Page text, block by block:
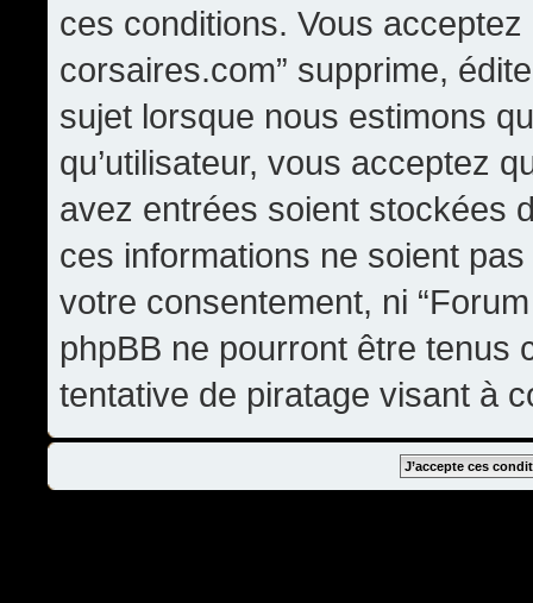
ces conditions. Vous
corsaires.com” supprime,
sujet lorsque nous estimons
qu’utilisateur, vous acceptez
avez entrées soient stockées
ces informations ne soient
votre consentement, ni
phpBB ne pourront être tenus
tentative de piratage visant à